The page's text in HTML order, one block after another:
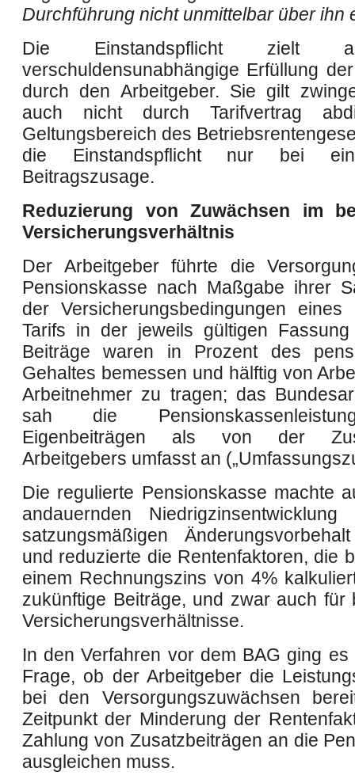
Durchführung nicht unmittelbar über ihn
Die Einstandspflicht zielt
verschuldensunabhängige Erfüllung
durch den Arbeitgeber. Sie gilt
auch nicht durch Tarifvertrag
Geltungsbereich des
die Einstandspflicht nur bei
Beitragszusage.
Reduzierung von Zuwächsen im
Versicherungsverhältnis
Der Arbeitgeber führte die
Pensionskasse nach Maßgabe ihrer
der Versicherungsbedingungen eines
Tarifs in der jeweils gültigen
Beiträge waren in Prozent des
Gehaltes bemessen und hälftig von
Arbeitnehmer zu tragen; das
sah die
Eigenbeiträgen als von der
Arbeitgebers umfasst an
Die regulierte Pensionskasse machte
andauernden
satzungsmäßigen
und reduzierte die Rentenfaktoren, die
einem Rechnungszins von 4%
zukünftige Beiträge, und zwar auch für
Versicherungsverhältnisse.
In den Verfahren vor dem BAG ging
Frage, ob der Arbeitgeber die
bei den Versorgungszuwächsen
Zeitpunkt der Minderung der
Zahlung von Zusatzbeiträgen an die
ausgleichen muss.